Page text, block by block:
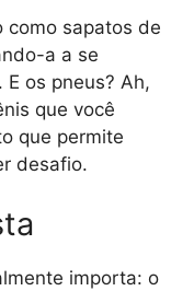
como sapatos de
a a se
os pneus? Ah,
que você
que permite
desafio.
importa: o